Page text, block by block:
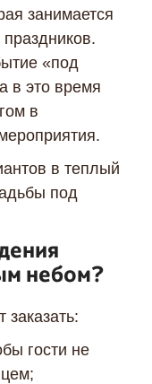
занимается
«под
в это время
в
в теплый
под
небом?
гости не